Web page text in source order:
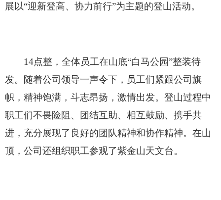
展以“迎新登高、协力前行”为主题的登山活动。
14点整，全体员工在山底“白马公园”整装待
发。随着公司领导一声令下，员工们紧跟公司旗
帜，精神饱满，斗志昂扬，激情出发。登山过程中
职工们不畏险阻、团结互助、相互鼓励、携手共
进，充分展现了良好的团队精神和协作精神。在山
顶，公司还组织职工参观了紫金山天文台。